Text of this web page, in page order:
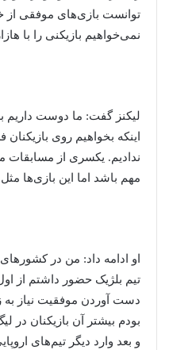
توانست بازی‌های موفقی از
نمی‌خواهیم بازیکنی را با
لیکنز گفت: ما دوست داریم
اینکه بخواهیم روی
ندادیم. یکسری از مسابقات
مهم باشد اما این بازی‌ها
او ادامه داد: من در
تیم بلژیک حضور داشتم از
دست آوردن موفقیت نیاز به
بودم بیشتر آن بازیکنان در
و بعد وارد دیگر تیم‌های